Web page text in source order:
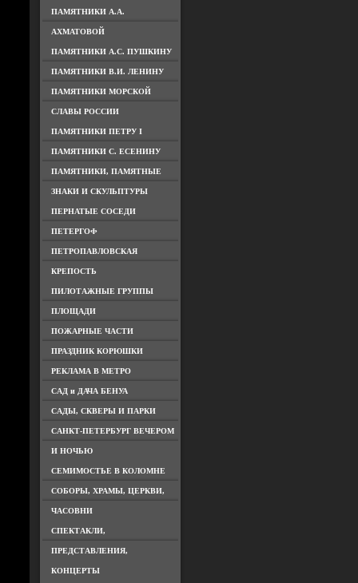
ПАМЯТНИКИ А.А.
АХМАТОВОЙ
ПАМЯТНИКИ А.С. ПУШКИНУ
ПАМЯТНИКИ В.И. ЛЕНИНУ
ПАМЯТНИКИ МОРСКОЙ
СЛАВЫ РОССИИ
ПАМЯТНИКИ ПЕТРУ I
ПАМЯТНИКИ С. ЕСЕНИНУ
ПАМЯТНИКИ, ПАМЯТНЫЕ
ЗНАКИ И СКУЛЬПТУРЫ
ПЕРНАТЫЕ СОСЕДИ
ПЕТЕРГОФ
ПЕТРОПАВЛОВСКАЯ
КРЕПОСТЬ
ПИЛОТАЖНЫЕ ГРУППЫ
ПЛОЩАДИ
ПОЖАРНЫЕ ЧАСТИ
ПРАЗДНИК КОРЮШКИ
РЕКЛАМА В МЕТРО
САД и ДАЧА БЕНУА
САДЫ, СКВЕРЫ И ПАРКИ
САНКТ-ПЕТЕРБУРГ ВЕЧЕРОМ
И НОЧЬЮ
СЕМИМОСТЬЕ В КОЛОМНЕ
СОБОРЫ, ХРАМЫ, ЦЕРКВИ,
ЧАСОВНИ
СПЕКТАКЛИ,
ПРЕДСТАВЛЕНИЯ,
КОНЦЕРТЫ